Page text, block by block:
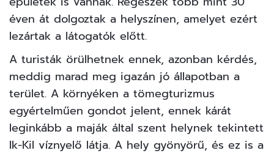
éven át dolgoztak a helyszínen, amelyet ezért
lezártak a látogatók előtt.
A turisták örülhetnek ennek, azonban kérdés,
meddig marad meg igazán jó állapotban a
terület. A környéken a tömegturizmus
egyértelműen gondot jelent, ennek kárát
leginkább a maják által szent helynek tekintett
Ik-Kil víznyelő látja. A hely gyönyörű, és ez is a